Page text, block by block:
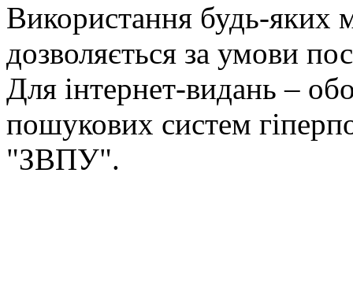
Використання будь-яких
дозволяється за умови
Для інтернет-видань –
пошукових систем
"ЗВПУ".